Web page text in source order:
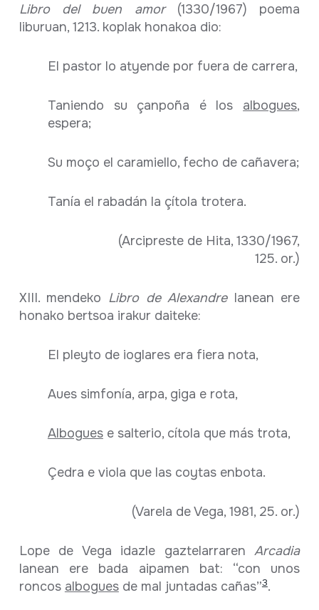
Libro del buen amor(1330/1967) poema
liburuan, 1213. koplak honakoa dio:
El pastor lo atyende por fuera de carrera,
Taniendo su çanpoña é los albogues,
espera;
Su moço el caramiello, fecho de cañavera;
Tanía el rabadán la çítola trotera.
(Arcipreste de Hita, 1330/1967,
125. or.)
XIII. mendeko Libro de Alexandrelanean ere
honako bertsoa irakur daiteke:
El pleyto de ioglares era fiera nota,
Aues simfonía, arpa, giga e rota,
Alboguese salterio, cítola que más trota,
Çedra e viola que las coytas enbota.
(Varela de Vega, 1981, 25. or.)
Lope de Vega idazle gaztelarrarenArcadia
lanean ere bada aipamen bat: “con unos
roncos alboguesde mal juntadas cañas”3.